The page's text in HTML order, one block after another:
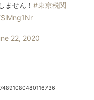
ません！ #東京税関
22, 2020